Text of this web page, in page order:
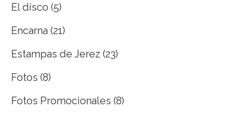
El disco (5)
Encarna (21)
Estampas de Jerez (23)
Fotos (8)
Fotos Promocionales (8)